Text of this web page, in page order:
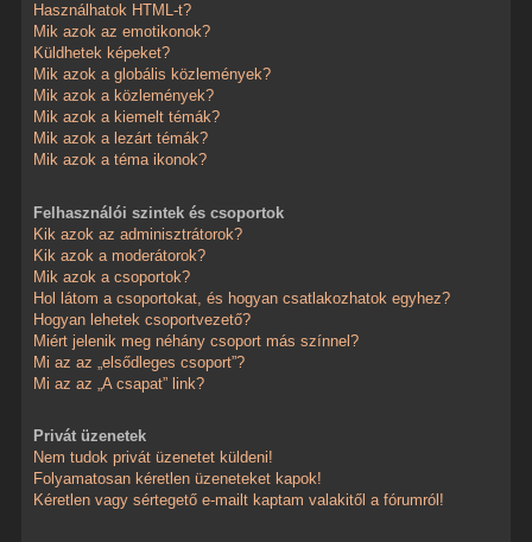
Használhatok HTML-t?
Mik azok az emotikonok?
Küldhetek képeket?
Mik azok a globális közlemények?
Mik azok a közlemények?
Mik azok a kiemelt témák?
Mik azok a lezárt témák?
Mik azok a téma ikonok?
Felhasználói szintek és csoportok
Kik azok az adminisztrátorok?
Kik azok a moderátorok?
Mik azok a csoportok?
Hol látom a csoportokat, és hogyan csatlakozhatok egyhez?
Hogyan lehetek csoportvezető?
Miért jelenik meg néhány csoport más színnel?
Mi az az „elsődleges csoport”?
Mi az az „A csapat” link?
Privát üzenetek
Nem tudok privát üzenetet küldeni!
Folyamatosan kéretlen üzeneteket kapok!
Kéretlen vagy sértegető e-mailt kaptam valakitől a fórumról!